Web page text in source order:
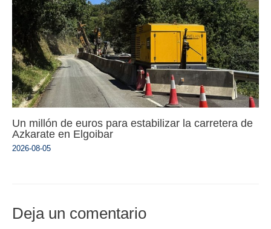
Un millón de euros para estabilizar la carretera de
Azkarate en Elgoibar
2026-08-05
Deja un comentario